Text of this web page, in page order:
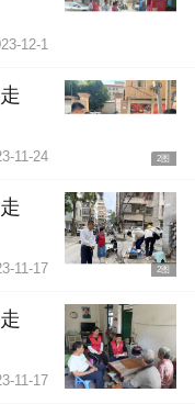
12-1
2图
11-24
2图
11-17
11-17